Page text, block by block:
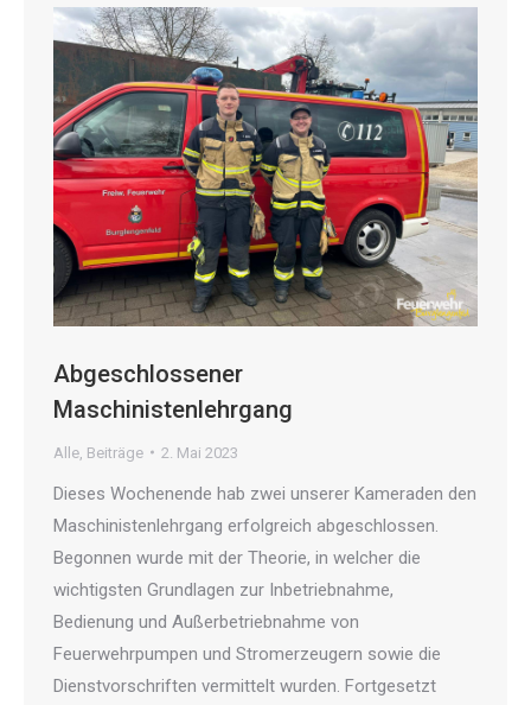
Abgeschlossener
Maschinistenlehrgang
Alle Beiträge 2. Mai 2023
Dieses Wochenende hab zwei unserer Kameraden den
Maschinistenlehrgang erfolgreich abgeschlossen.
Begonnen wurde mit der Theorie, in welcher die
wichtigsten Grundlagen zur Inbetriebnahme,
Bedienung und Außerbetriebnahme von
Feuerwehrpumpen und Stromerzeugern sowie die
Dienstvorschriften vermittelt wurden. Fortgesetzt